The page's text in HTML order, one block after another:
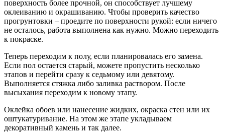
поверхность более прочной, он способствует лучшему
оклеиванию и окрашиванию. Чтобы проверить качество
прогрунтовки – проедите по поверхности рукой: если ничего
не осталось, работа выполнена как нужно. Можно переходить
к покраске.
Теперь переходим к полу, если планировалась его замена.
Если пол остается старый, можете пропустить несколько
этапов и перейти сразу к седьмому или девятому.
Выполняется стяжка либо заливка раствором. После
высыхания переходим к новому этапу.
Оклейка обоев или нанесение жидких, окраска стен или их
оштукатуривание. На этом же этапе укладываем
декоративный камень и так далее.